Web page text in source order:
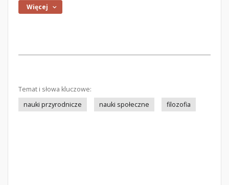
Więcej
Temat i słowa kluczowe:
nauki przyrodnicze
nauki społeczne filozofia